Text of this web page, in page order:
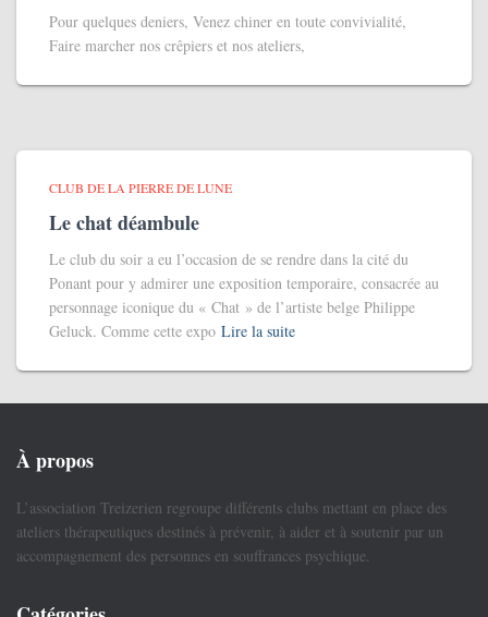
Pour quelques deniers, Venez chiner en toute convivialité,
Faire marcher nos crêpiers et nos ateliers,
CLUB DE LA PIERRE DE LUNE
Le chat déambule
Le club du soir a eu l’occasion de se rendre dans la cité du
Ponant pour y admirer une exposition temporaire, consacrée au
personnage iconique du « Chat » de l’artiste belge Philippe
Geluck. Comme cette expo Lire la suite
À propos
L’association Treizerien regroupe différents clubs mettant en place des
ateliers thérapeutiques destinés à prévenir, à aider et à soutenir par un
accompagnement des personnes en souffrances psychique.